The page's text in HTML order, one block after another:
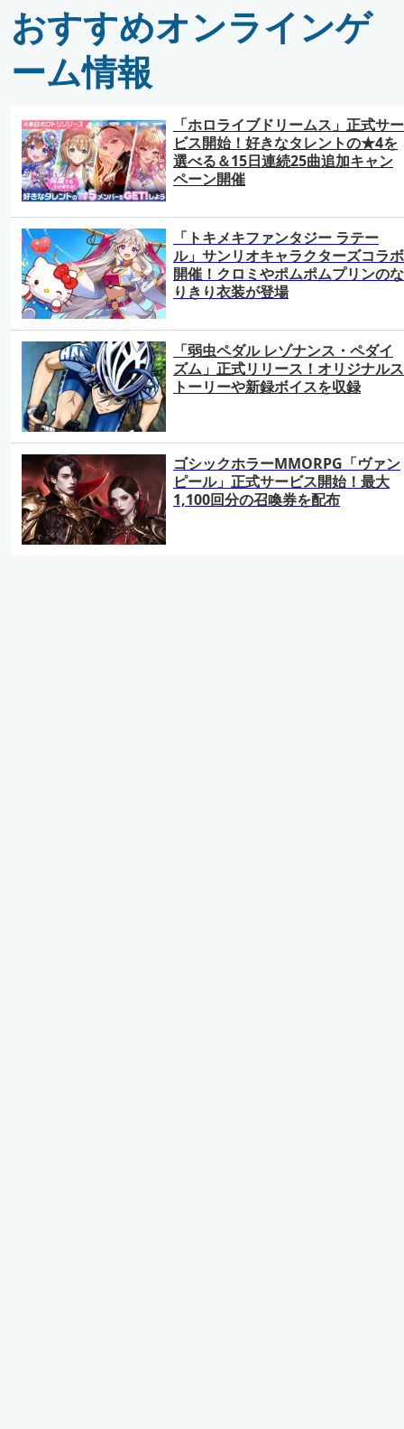
おすすめオンラインゲ
ーム情報
「ホロライブドリームス」正式サー
ビス開始！好きなタレントの★4を
選べる＆15日連続25曲追加キャン
ペーン開催
「トキメキファンタジー ラテー
ル」サンリオキャラクターズコラボ
開催！クロミやポムポムプリンのな
りきり衣装が登場
「弱虫ペダル レゾナンス・ペダイ
ズム」正式リリース！オリジナルス
トーリーや新録ボイスを収録
ゴシックホラーMMORPG「ヴァン
ピール」正式サービス開始！最大
1,100回分の召喚券を配布